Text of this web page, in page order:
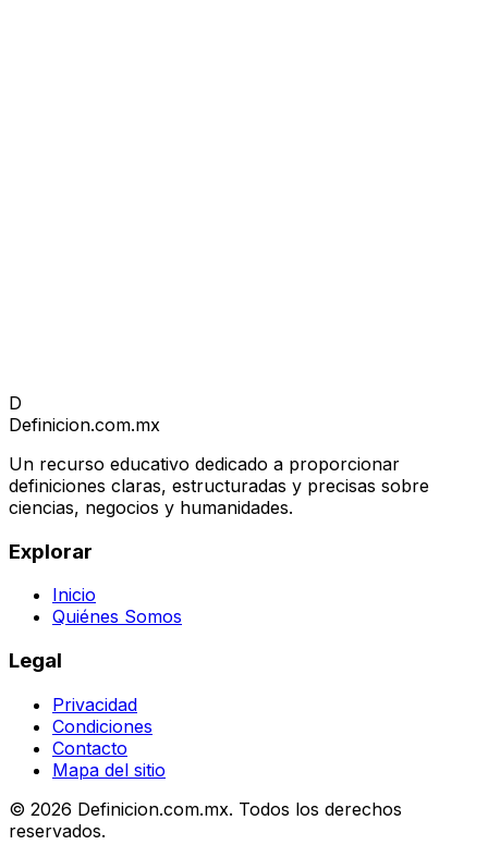
D
Definicion.com.mx
Un recurso educativo dedicado a proporcionar
definiciones claras, estructuradas y precisas sobre
ciencias, negocios y humanidades.
Explorar
Inicio
Quiénes Somos
Legal
Privacidad
Condiciones
Contacto
Mapa del sitio
© 2026 Definicion.com.mx. Todos los derechos
reservados.